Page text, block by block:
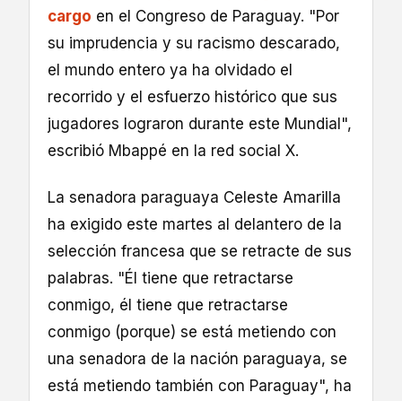
cargo en el Congreso de Paraguay. "Por
su imprudencia y su racismo descarado,
el mundo entero ya ha olvidado el
recorrido y el esfuerzo histórico que sus
jugadores lograron durante este Mundial",
escribió Mbappé en la red social X.
La senadora paraguaya Celeste Amarilla
ha exigido este martes al delantero de la
selección francesa que se retracte de sus
palabras. "Él tiene que retractarse
conmigo, él tiene que retractarse
conmigo (porque) se está metiendo con
una senadora de la nación paraguaya, se
está metiendo también con Paraguay", ha